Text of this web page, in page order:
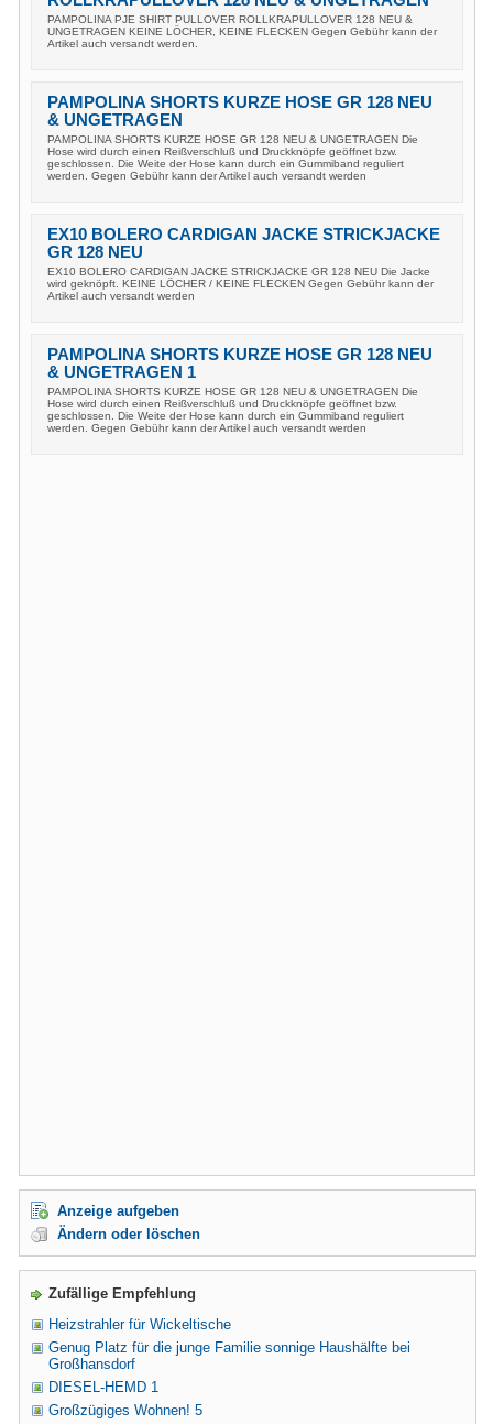
PAMPOLINA PJE SHIRT PULLOVER ROLLKRAPULLOVER 128 NEU &
UNGETRAGEN KEINE LÖCHER, KEINE FLECKEN Gegen Gebühr kann der
Artikel auch versandt werden.
PAMPOLINA SHORTS KURZE HOSE GR 128 NEU
& UNGETRAGEN
PAMPOLINA SHORTS KURZE HOSE GR 128 NEU & UNGETRAGEN Die
Hose wird durch einen Reißverschluß und Druckknöpfe geöffnet bzw.
geschlossen. Die Weite der Hose kann durch ein Gummiband reguliert
werden. Gegen Gebühr kann der Artikel auch versandt werden
EX10 BOLERO CARDIGAN JACKE STRICKJACKE
GR 128 NEU
EX10 BOLERO CARDIGAN JACKE STRICKJACKE GR 128 NEU Die Jacke
wird geknöpft. KEINE LÖCHER / KEINE FLECKEN Gegen Gebühr kann der
Artikel auch versandt werden
PAMPOLINA SHORTS KURZE HOSE GR 128 NEU
& UNGETRAGEN 1
PAMPOLINA SHORTS KURZE HOSE GR 128 NEU & UNGETRAGEN Die
Hose wird durch einen Reißverschluß und Druckknöpfe geöffnet bzw.
geschlossen. Die Weite der Hose kann durch ein Gummiband reguliert
werden. Gegen Gebühr kann der Artikel auch versandt werden
Anzeige aufgeben
Ändern oder löschen
Zufällige Empfehlung
Heizstrahler für Wickeltische
Genug Platz für die junge Familie sonnige Haushälfte bei
Großhansdorf
DIESEL-HEMD 1
Großzügiges Wohnen! 5